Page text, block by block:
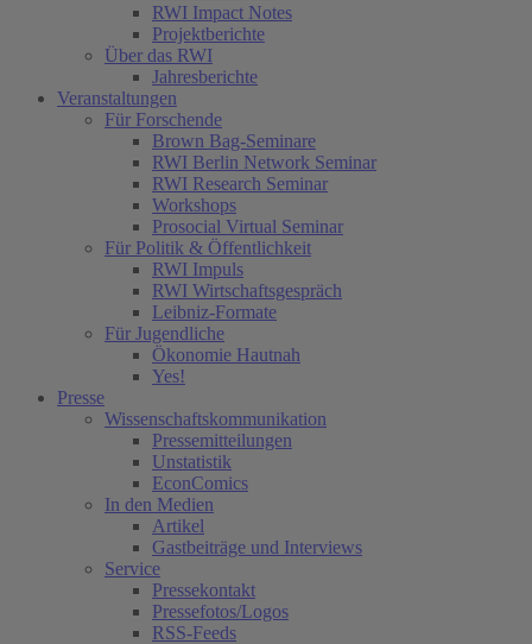
RWI Impact Notes
Projektberichte
Über das RWI
Jahresberichte
Veranstaltungen
Für Forschende
Brown Bag-Seminare
RWI Berlin Network Seminar
RWI Research Seminar
Workshops
Prosocial Virtual Seminar
Für Politik & Öffentlichkeit
RWI Impuls
RWI Wirtschaftsgespräch
Leibniz-Formate
Für Jugendliche
Ökonomie Hautnah
Yes!
Presse
Wissenschaftskommunikation
Pressemitteilungen
Unstatistik
EconComics
In den Medien
Artikel
Gastbeiträge und Interviews
Service
Pressekontakt
Pressefotos/Logos
RSS-Feeds